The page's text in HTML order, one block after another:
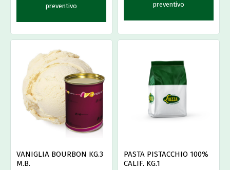
preventivo
preventivo
VANIGLIA BOURBON KG.3
M.B.
PASTA PISTACCHIO 100%
CALIF. KG.1